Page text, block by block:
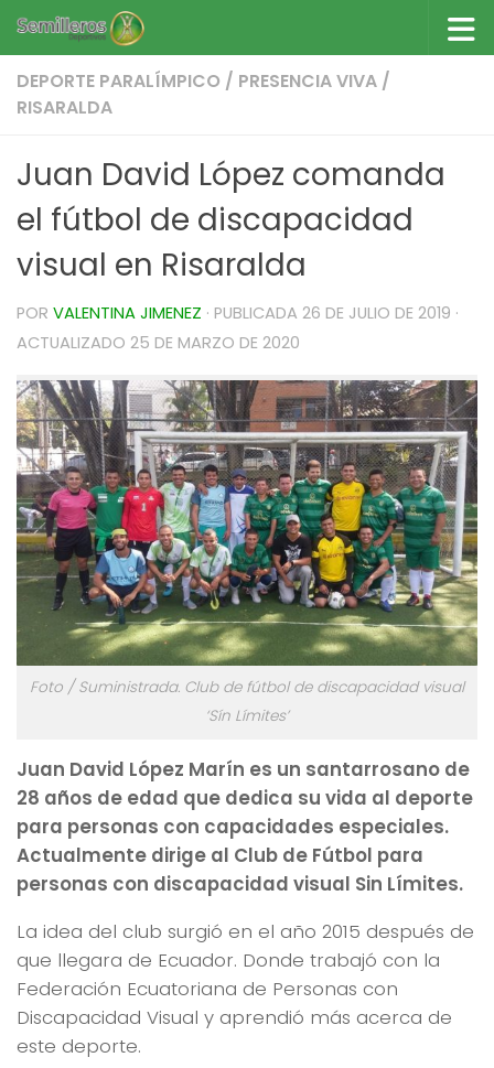
Saltar al contenido
DEPORTE PARALÍMPICO / PRESENCIA VIVA /
RISARALDA
Juan David López comanda
el fútbol de discapacidad
visual en Risaralda
POR VALENTINA JIMENEZ · PUBLICADA 26 DE JULIO DE 2019 ·
ACTUALIZADO 25 DE MARZO DE 2020
Foto / Suministrada. Club de fútbol de discapacidad visual
‘Sín Límites’
Juan David López Marín es un santarrosano de
28 años de edad que dedica su vida al deporte
para personas con capacidades especiales.
Actualmente dirige al Club de Fútbol para
personas con discapacidad visual Sin Límites.
La idea del club surgió en el año 2015 después de
que llegara de Ecuador. Donde trabajó con la
Federación Ecuatoriana de Personas con
Discapacidad Visual y aprendió más acerca de
este deporte.